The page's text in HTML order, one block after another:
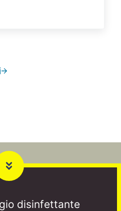
disinfettante